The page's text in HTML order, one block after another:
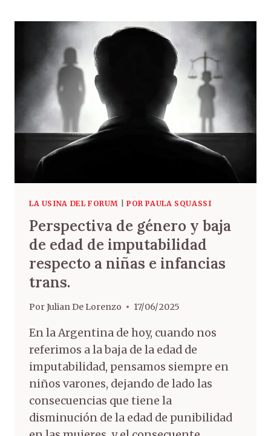
LA USINA DEL FORUM POR PAULA SQUASSI
Perspectiva de género y baja
de edad de imputabilidad
respecto a niñas e infancias
trans.
PorJulian De Lorenzo 17/06/2025
En la Argentina de hoy, cuando nos
referimos a la baja de la edad de
imputabilidad, pensamos siempre en
niños varones, dejando de lado las
consecuencias que tiene la
disminución de la edad de punibilidad